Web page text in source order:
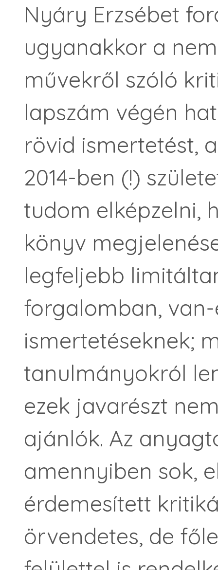
Nyáry Erzsébet
ugyanakkor a
művekről szóló
lapszám végén
rövid ismertetést,
2014-ben (!)
tudom elképzelni,
könyv
legfeljebb
forgalomban,
ismertetéseknek;
tanulmányokról
ezek javarészt
ajánlók. Az
amennyiben sok,
érdemesített
örvendetes, de